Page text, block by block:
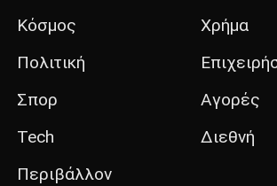
Κόσμος
Πολιτική
Σπορ
Tech
Περιβάλλον
Χρήμα
Αγορές
Διεθνή